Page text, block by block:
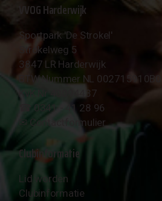
VVOG Harderwijk
Sportpark 'De Strokel'
Strokelweg 5
3847 LR Harderwijk
BTW Nummer NL 002715910B01
KvK Nr 40094437
☎︎ 0341 - 41 28 96
✉︎ Contactformulier
Clubinformatie
Lid worden
Clubinformatie